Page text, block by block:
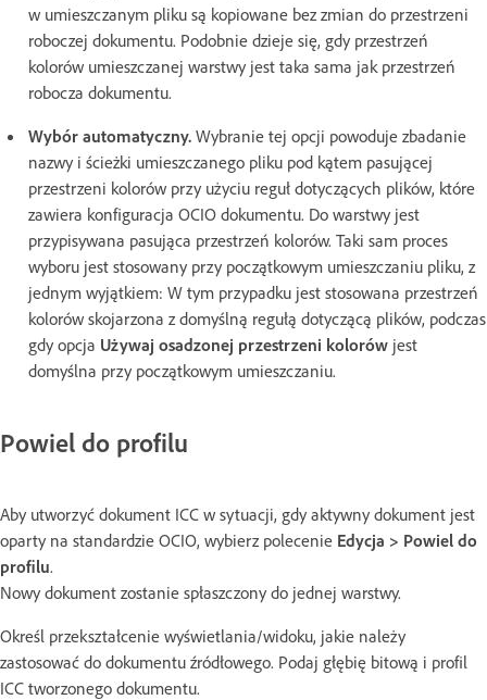
w umieszczanym pliku są kopiowane bez zmian do przestrzeni
roboczej dokumentu. Podobnie dzieje się, gdy przestrzeń
kolorów umieszczanej warstwy jest taka sama jak przestrzeń
robocza dokumentu.
Wybór automatyczny. Wybranie tej opcji powoduje zbadanie
nazwy i ścieżki umieszczanego pliku pod kątem pasującej
przestrzeni kolorów przy użyciu reguł dotyczących plików, które
zawiera konfiguracja OCIO dokumentu. Do warstwy jest
przypisywana pasująca przestrzeń kolorów. Taki sam proces
wyboru jest stosowany przy początkowym umieszczaniu pliku, z
jednym wyjątkiem: W tym przypadku jest stosowana przestrzeń
kolorów skojarzona z domyślną regułą dotyczącą plików, podczas
gdy opcja Używaj osadzonej przestrzeni kolorów jest
domyślna przy początkowym umieszczaniu.
Powiel do profilu
Aby utworzyć dokument ICC w sytuacji, gdy aktywny dokument jest
oparty na standardzie OCIO, wybierz polecenie Edycja > Powiel do
profilu.
Nowy dokument zostanie spłaszczony do jednej warstwy.
Określ przekształcenie wyświetlania/widoku, jakie należy
zastosować do dokumentu źródłowego. Podaj głębię bitową i profil
ICC tworzonego dokumentu.